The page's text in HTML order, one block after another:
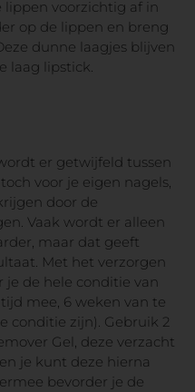
lippen voorzichtig af in
op de lippen en breng
dunne laagjes blijven
laag lipstick.
er getwijfeld tussen
voor je eigen nagels,
door de
Vaak wordt er alleen
maar dat geeft
Met het verzorgen
de hele conditie van
mee, 6 weken van te
conditie zijn). Gebruik 2
Gel, deze verzacht
je kunt deze hierna
bevorder je de